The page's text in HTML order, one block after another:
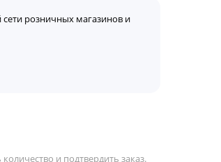
розничных магазинов и
и подтвердить заказ.